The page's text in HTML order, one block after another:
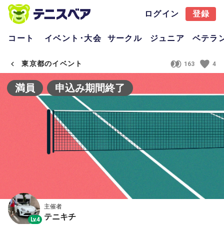
ログイン 登録
コート イベント･大会 サークル ジュニア ベテラ
東京都のイベント 163 4
満員 申込み期間終了
Lv.4
主催者
テニキチ